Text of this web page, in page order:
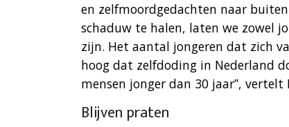
en zelfmoordgedachten naar
schaduw te halen, laten we zowel
zijn. Het aantal jongeren dat zich
hoog dat zelfdoding in Nederland
mensen jonger dan 30 jaar”, vertelt
Blijven praten